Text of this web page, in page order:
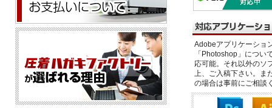
Adobeアプリケーショ
「Photoshop」につい
応可能。それ以外のソ
上、ご入稿下さい。ま
の場合は事前にご相談